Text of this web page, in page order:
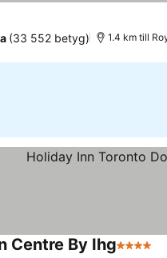
(33 552 betyg) 1.4 km till
Centre By Ihg4 Stjärnor